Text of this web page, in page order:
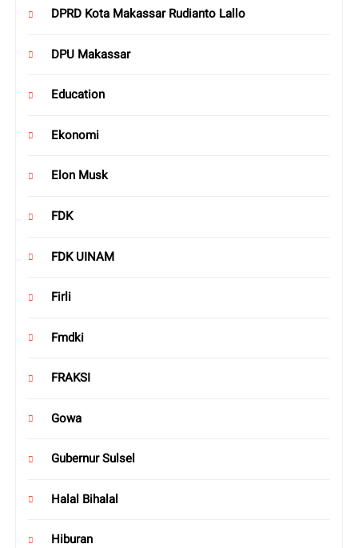
DPRD Kota Makassar Rudianto Lallo
DPU Makassar
Education
Ekonomi
Elon Musk
FDK
FDK UINAM
Firli
Fmdki
FRAKSI
Gowa
Gubernur Sulsel
Halal Bihalal
Hiburan